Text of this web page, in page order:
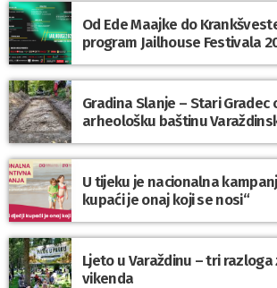
Od Ede Maajke do
program Jailhouse Festivala
Gradina Slanje – Stari
arheološku baštinu
U tijeku je nacionalna
kupaći je onaj koji se nosi“
Ljeto u Varaždinu – tri
vikenda